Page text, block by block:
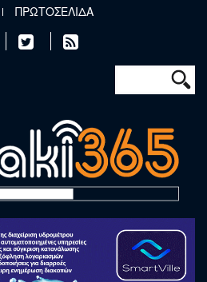
περιεχόμενο
ΠΡΩΤΟΣΕΛΙΔΑ
Φόρμα
Αναζήτηση